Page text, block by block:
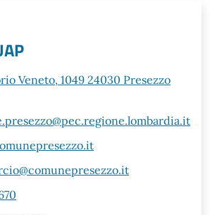
Veneto, 1049 24030 Presezzo